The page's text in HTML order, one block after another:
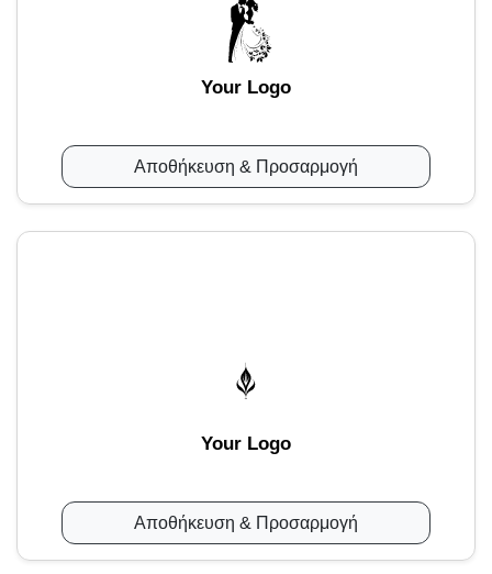
Your Logo
Αποθήκευση & Προσαρμογή
Your Logo
Αποθήκευση & Προσαρμογή